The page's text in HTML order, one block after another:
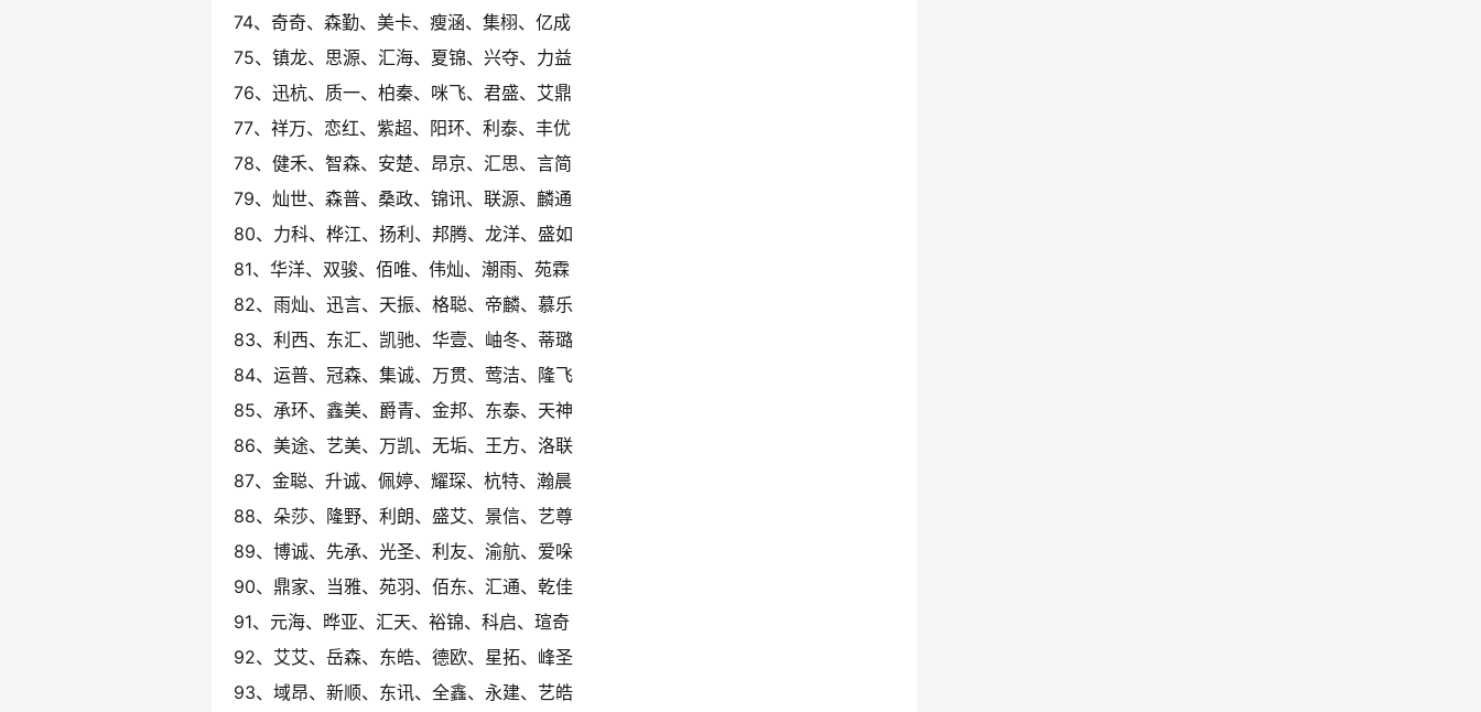
74、奇奇、森勤、美卡、瘦涵、集栩、亿成
75、镇龙、思源、汇海、夏锦、兴夺、力益
76、迅杭、质一、柏秦、咪飞、君盛、艾鼎
77、祥万、恋红、紫超、阳环、利泰、丰优
78、健禾、智森、安楚、昂京、汇思、言简
79、灿世、森普、桑政、锦讯、联源、麟通
80、力科、桦江、扬利、邦腾、龙洋、盛如
81、华洋、双骏、佰唯、伟灿、潮雨、苑霖
82、雨灿、迅言、天振、格聪、帝麟、慕乐
83、利西、东汇、凯驰、华壹、岫冬、蒂璐
84、运普、冠森、集诚、万贯、莺洁、隆飞
85、承环、鑫美、爵青、金邦、东泰、天神
86、美途、艺美、万凯、无垢、王方、洛联
87、金聪、升诚、佩婷、耀琛、杭特、瀚晨
88、朵莎、隆野、利朗、盛艾、景信、艺尊
89、博诚、先承、光圣、利友、渝航、爱哚
90、鼎家、当雅、苑羽、佰东、汇通、乾佳
91、元海、晔亚、汇天、裕锦、科启、瑄奇
92、艾艾、岳森、东皓、德欧、星拓、峰圣
93、域昂、新顺、东讯、全鑫、永建、艺皓